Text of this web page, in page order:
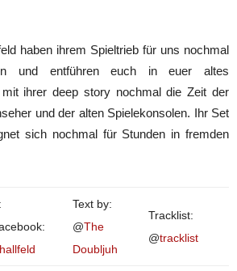
haben ihrem Spieltrieb für uns nochmal
und entführen euch in euer altes
mit ihrer deep story nochmal die Zeit der
und der alten Spielekonsolen. Ihr Set
sich nochmal für Stunden in fremden
Text by:
@The
Doubljuh
Tracklist:
@tracklist